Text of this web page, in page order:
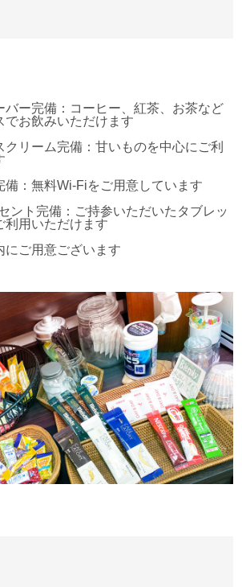
バー完備：コーヒー、紅茶、お茶など
でお飲みいただけます
クリーム完備：甘いものを中心にご利
備：無料Wi-Fiをご用意しています
ント完備：ご持参いただいたタブレッ
利用いただけます
にご用意ございます